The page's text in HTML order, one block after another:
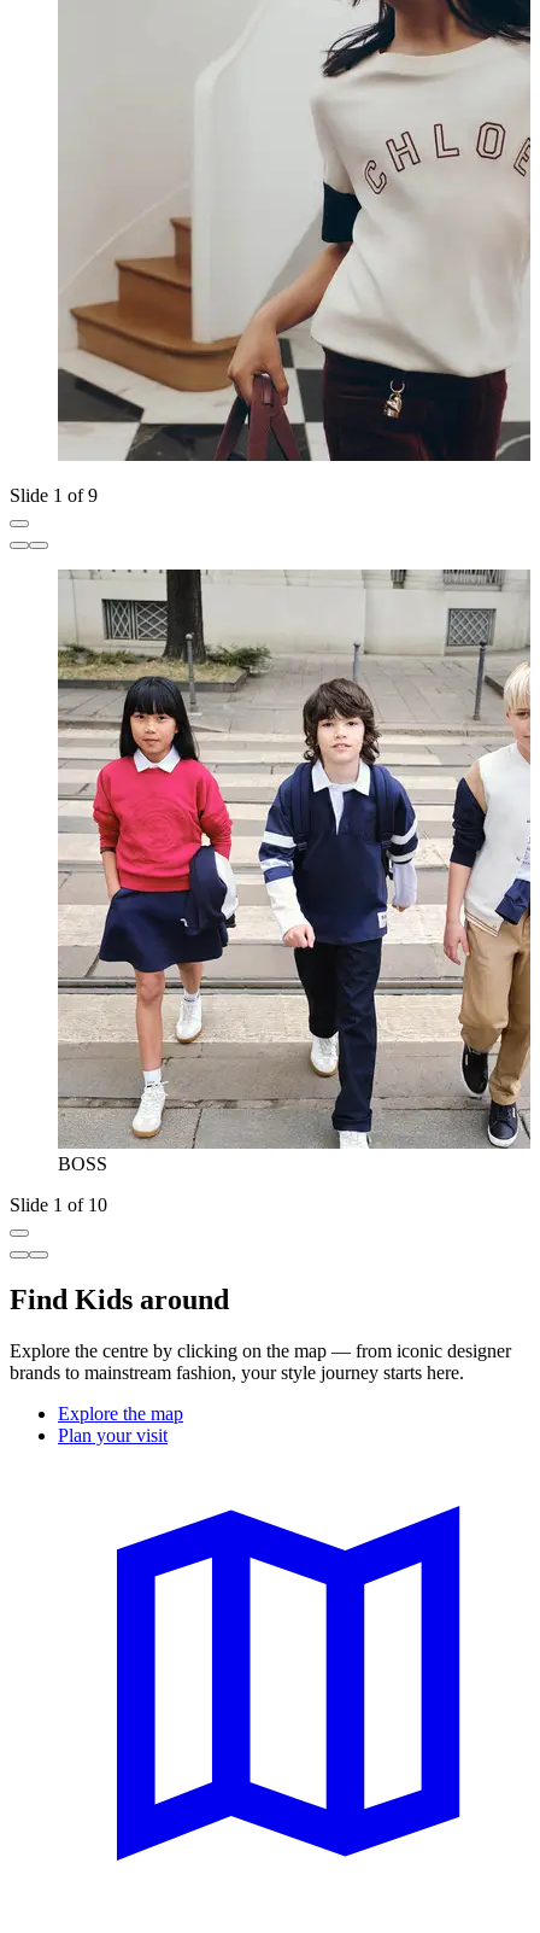
Slide 1 of 9
BOSS
Slide 1 of 10
Find Kids around
Explore the centre by clicking on the map — from iconic designer
brands to mainstream fashion, your style journey starts here.
Explore the map
Plan your visit